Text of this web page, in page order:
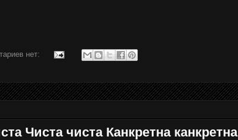
нет:
Чиста чиста Канкретна канкретна